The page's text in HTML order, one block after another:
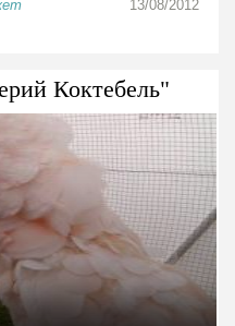
13/08/2012
Коктебель"